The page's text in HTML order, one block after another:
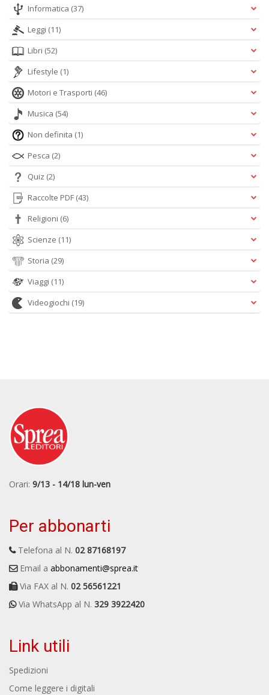
Informatica (37)
Leggi (11)
Libri (52)
Lifestyle (1)
Motori e Trasporti (46)
Musica (54)
Non definita (1)
Pesca (2)
Quiz (2)
Raccolte PDF (43)
Religioni (6)
Scienze (11)
Storia (29)
Viaggi (11)
Videogiochi (19)
Orari: 9/13 - 14/18 lun-ven
Per abbonarti
Telefona al N. 02 87168197
Email a abbonamenti@sprea.it
Via FAX al N. 02 56561221
Via WhatsApp al N. 329 3922420
Link utili
Spedizioni
Come leggere i digitali